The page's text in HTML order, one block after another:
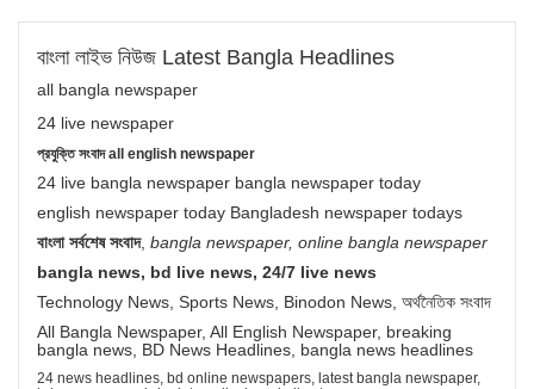
বাংলা লাইভ নিউজ Latest Bangla Headlines
all bangla newspaper
24 live newspaper
প্রযুক্তি সংবাদ all english newspaper
24 live bangla newspaper bangla newspaper today
english newspaper today Bangladesh newspaper todays
বাংলা সর্বশেষ সংবাদ, bangla newspaper, online bangla newspaper
bangla news, bd live news, 24/7 live news
Technology News, Sports News, Binodon News, অর্থনৈতিক সংবাদ
All Bangla Newspaper, All English Newspaper, breaking
bangla news, BD News Headlines, bangla news headlines
24 news headlines, bd online newspapers, latest bangla newspaper,